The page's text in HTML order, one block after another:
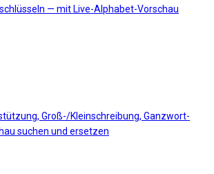
— mit Live-Alphabet-Vorschau
Groß-/Kleinschreibung, Ganzwort-
suchen und ersetzen